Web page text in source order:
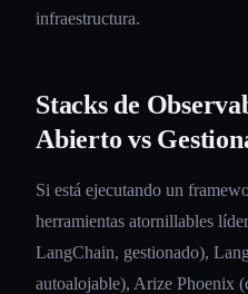
infraestructura.
Stacks de
Abierto vs
Si está ejecutando un
herramientas atornillables
LangChain, gestionado),
autoalojable), Arize Phoenix